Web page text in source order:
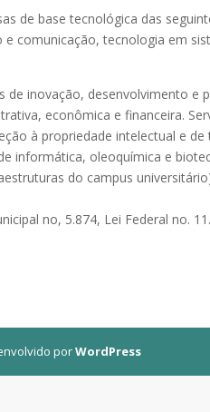
de base tecnológica das
comunicação, tecnologia em
de inovação, desenvolvimento e
econômica e financeira.
à propriedade intelectual e
informática, oleoquímica e
do campus
no, 5.874, Lei Federal no.
porWordPress